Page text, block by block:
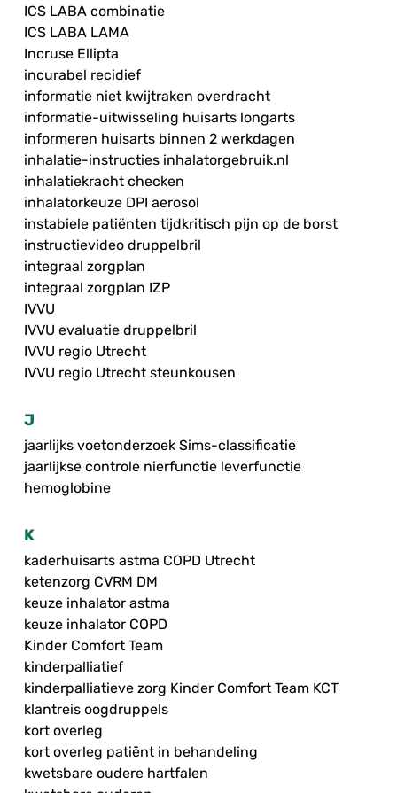
ICS LABA combinatie
ICS LABA LAMA
Incruse Ellipta
incurabel recidief
informatie niet kwijtraken overdracht
informatie-uitwisseling huisarts longarts
informeren huisarts binnen 2 werkdagen
inhalatie-instructies inhalatorgebruik.nl
inhalatiekracht checken
inhalatorkeuze DPI aerosol
instabiele patiënten tijdkritisch pijn op de borst
instructievideo druppelbril
integraal zorgplan
integraal zorgplan IZP
IVVU
IVVU evaluatie druppelbril
IVVU regio Utrecht
IVVU regio Utrecht steunkousen
J
jaarlijks voetonderzoek Sims-classificatie
jaarlijkse controle nierfunctie leverfunctie
hemoglobine
K
kaderhuisarts astma COPD Utrecht
ketenzorg CVRM DM
keuze inhalator astma
keuze inhalator COPD
Kinder Comfort Team
kinderpalliatief
kinderpalliatieve zorg Kinder Comfort Team KCT
klantreis oogdruppels
kort overleg
kort overleg patiënt in behandeling
kwetsbare oudere hartfalen